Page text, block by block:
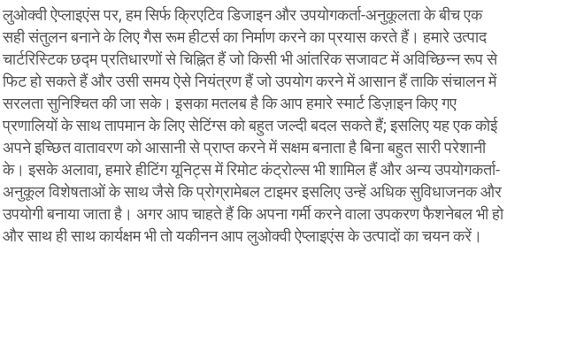
लुओक्वी ऐप्लाइएंस पर, हम सिर्फ क्रिएटिव डिजाइन और उपयोगकर्ता-अनुकूलता के बीच एक
सही संतुलन बनाने के लिए गैस रूम हीटर्स का निर्माण करने का प्रयास करते हैं। हमारे उत्पाद
चार्टरिस्टिक छद्म प्रतिधारणों से चिह्नित हैं जो किसी भी आंतरिक सजावट में अविच्छिन्न रूप से
फिट हो सकते हैं और उसी समय ऐसे नियंत्रण हैं जो उपयोग करने में आसान हैं ताकि संचालन में
सरलता सुनिश्चित की जा सके। इसका मतलब है कि आप हमारे स्मार्ट डिज़ाइन किए गए
प्रणालियों के साथ तापमान के लिए सेटिंग्स को बहुत जल्दी बदल सकते हैं; इसलिए यह एक कोई
अपने इच्छित वातावरण को आसानी से प्राप्त करने में सक्षम बनाता है बिना बहुत सारी परेशानी
के। इसके अलावा, हमारे हीटिंग यूनिट्स में रिमोट कंट्रोल्स भी शामिल हैं और अन्य उपयोगकर्ता-
अनुकूल विशेषताओं के साथ जैसे कि प्रोग्रामेबल टाइमर इसलिए उन्हें अधिक सुविधाजनक और
उपयोगी बनाया जाता है। अगर आप चाहते हैं कि अपना गर्मी करने वाला उपकरण फैशनेबल भी हो
और साथ ही साथ कार्यक्षम भी तो यकीनन आप लुओक्वी ऐप्लाइएंस के उत्पादों का चयन करें।